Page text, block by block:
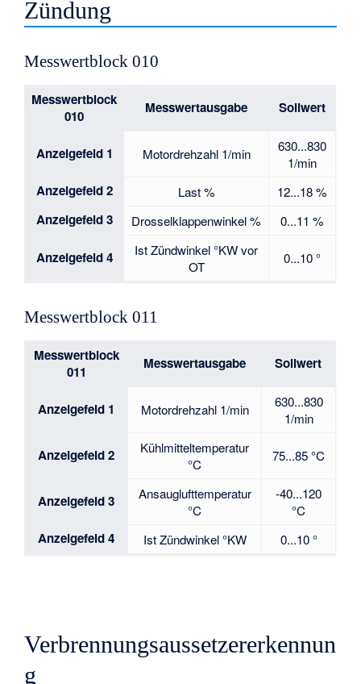
Zündung
Messwertblock 010
Messwertblock
010
Messwertausgabe Sollwert
Anzeigefeld 1 Motordrehzahl 1/min
630...830
1/min
Anzeigefeld 2 Last % 12...18 %
Anzeigefeld 3 Drosselklappenwinkel % 0...11 %
Anzeigefeld 4
Ist Zündwinkel °KW vor
OT
0...10 °
Messwertblock 011
Messwertblock
011
Messwertausgabe Sollwert
Anzeigefeld 1 Motordrehzahl 1/min
630...830
1/min
Anzeigefeld 2
Kühlmitteltemperatur
°C
75...85 °C
Anzeigefeld 3
Ansauglufttemperatur
°C
-40...120
°C
Anzeigefeld 4 Ist Zündwinkel °KW 0...10 °
Verbrennungsaussetzererkennun
g